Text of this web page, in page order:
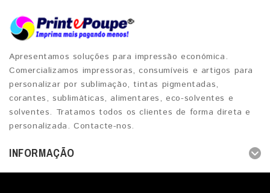
Apresentamos soluções para impressão económica.
Comercializamos impressoras, consumíveis e artigos para
personalizar por sublimação, tintas pigmentadas,
corantes, sublimáticas, alimentares, eco-solventes e
solventes. Tratamos todos os clientes de forma direta e
personalizada. Contacte-nos.
INFORMAÇÃO